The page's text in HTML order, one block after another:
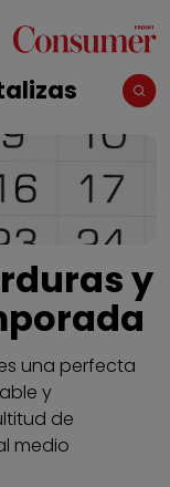
y
una perfecta
y
de
medio